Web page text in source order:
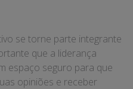
se torne parte integrante
que a liderança
espaço seguro para que
opiniões e receber